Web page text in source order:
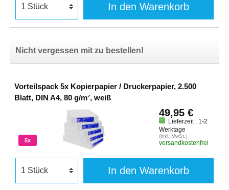
In den Warenkorb
Nicht vergessen mit zu bestellen!
Vorteilspack 5x Kopierpapier / Druckerpapier, 2.500
Blatt, DIN A4, 80 g/m², weiß
5x
49,95 €
Lieferzeit : 1-2
Werktage
(inkl. MwSt.)
versandkostenfrei
In den Warenkorb